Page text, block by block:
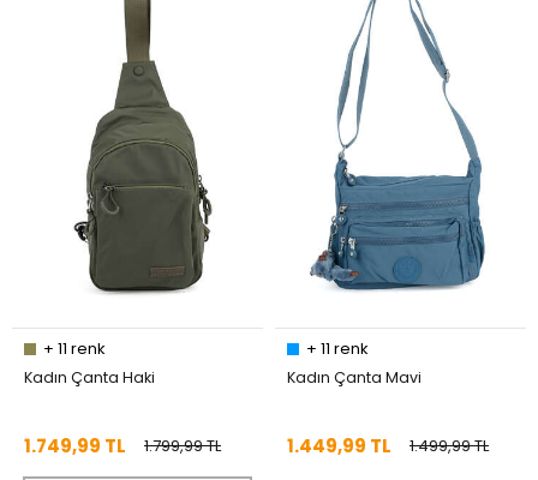
+ 11 renk
Kadın Çanta Haki
1.799,99 TL
1.749,99 TL
+ 11 renk
Kadın Çanta Mavi
1.499,99 TL
1.449,99 TL